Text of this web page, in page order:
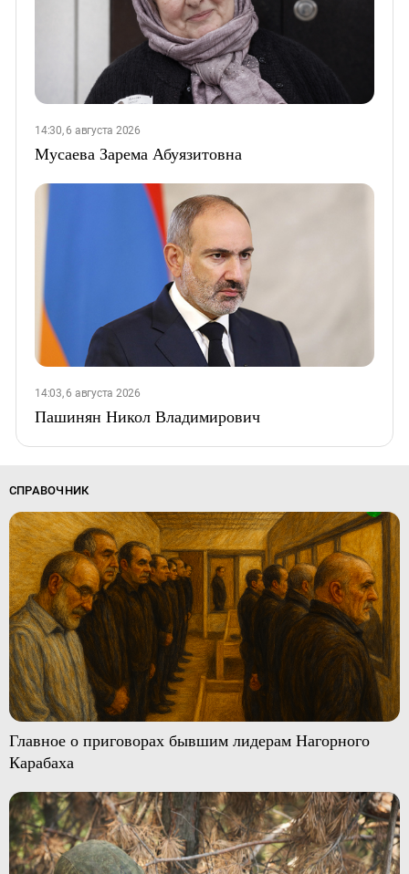
14:30, 6 августа 2026
Мусаева Зарема Абуязитовна
14:03, 6 августа 2026
Пашинян Никол Владимирович
СПРАВОЧНИК
Главное о приговорах бывшим лидерам Нагорного
Карабаха